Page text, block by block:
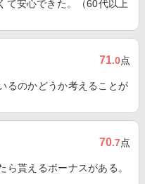
て安心できた。（60代以上
71.0点
るのかどうか考えることが
70.7点
ら貰えるボーナスがある。